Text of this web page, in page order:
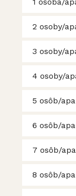
2 osoby/
3 osoby/
4 osoby/
5 osôb/
6 osôb/
7 osôb/
8 osôb/